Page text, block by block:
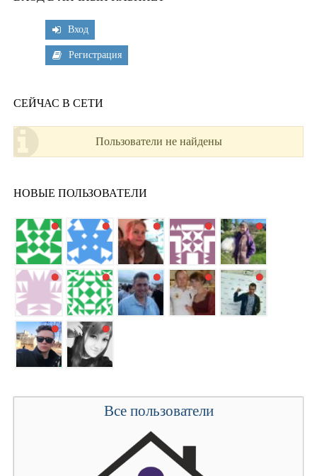
Вход
Регистрация
СЕЙЧАС В СЕТИ
Пользователи не найдены
НОВЫЕ ПОЛЬЗОВАТЕЛИ
Все пользователи